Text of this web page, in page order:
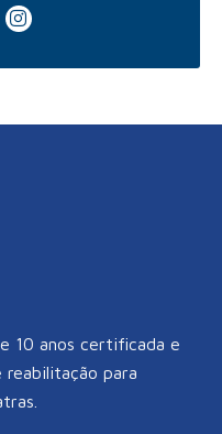
I
n
t
r
10 anos certificada e
reabilitação para